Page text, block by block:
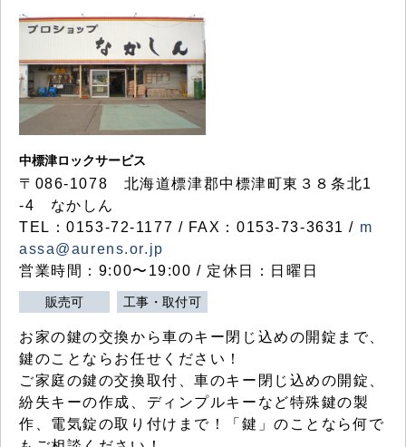
中標津ロックサービス
〒086-1078 北海道標津郡中標津町東３８条北1
-4 なかしん
TEL：0153-72-1177 / FAX：0153-73-3631 / m
assa@aurens.or.jp
営業時間：9:00〜19:00 / 定休日：日曜日
販売可 工事・取付可
お家の鍵の交換から車のキー閉じ込めの開錠まで、
鍵のことならお任せください！
ご家庭の鍵の交換取付、車のキー閉じ込めの開錠、
紛失キーの作成、ディンプルキーなど特殊鍵の製
作、電気錠の取り付けまで！「鍵」のことなら何で